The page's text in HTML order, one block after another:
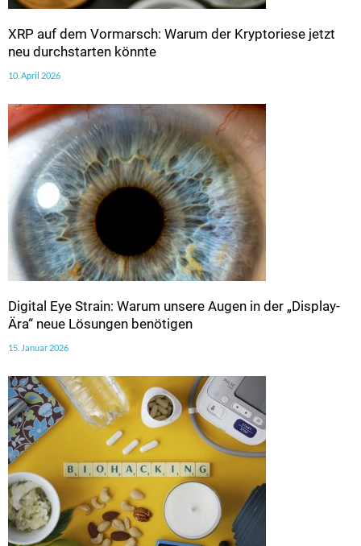
XRP auf dem Vormarsch: Warum der Kryptoriese jetzt
neu durchstarten könnte
10. April 2026
Digital Eye Strain: Warum unsere Augen in der „Display-
Ära“ neue Lösungen benötigen
15. Januar 2026